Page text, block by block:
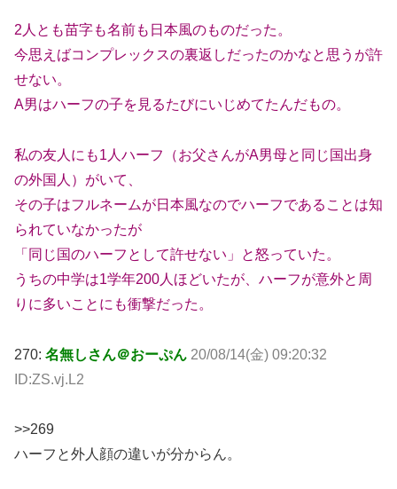
2人とも苗字も名前も日本風のものだった。
今思えばコンプレックスの裏返しだったのかなと思うが許
せない。
A男はハーフの子を見るたびにいじめてたんだもの。
私の友人にも1人ハーフ（お父さんがA男母と同じ国出身
の外国人）がいて、
その子はフルネームが日本風なのでハーフであることは知
られていなかったが
「同じ国のハーフとして許せない」と怒っていた。
うちの中学は1学年200人ほどいたが、ハーフが意外と周
りに多いことにも衝撃だった。
270: 名無しさん＠おーぷん 20/08/14(金) 09:20:32
ID:ZS.vj.L2
>>269
ハーフと外人顔の違いが分からん。